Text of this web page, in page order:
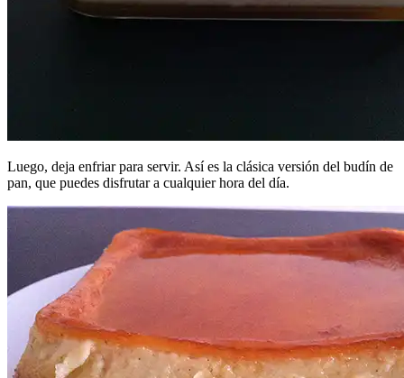
Luego, deja enfriar para servir. Así es la clásica versión del budín de
pan, que puedes disfrutar a cualquier hora del día.